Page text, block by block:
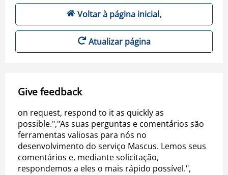
Voltar à página inicial,
Atualizar página
Give feedback
on request, respond to it as quickly as
possible.","As suas perguntas e comentários são
ferramentas valiosas para nós no
desenvolvimento do serviço Mascus. Lemos seus
comentários e, mediante solicitação,
respondemos a eles o mais rápido possível.",